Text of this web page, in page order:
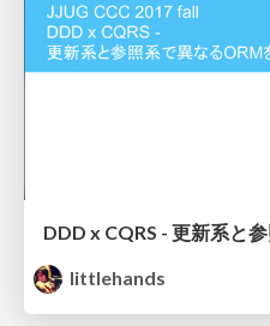
littlehands